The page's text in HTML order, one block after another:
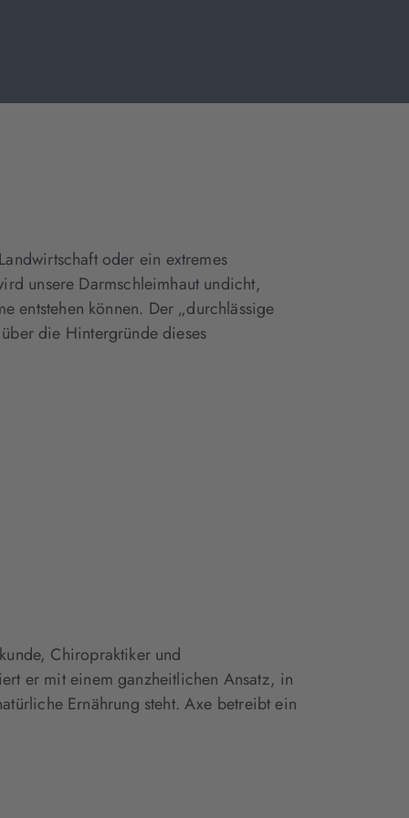
oder ein extremes
unsere Darmschleimhaut undicht,
entstehen können. Der „durchlässige
die Hintergründe dieses
Chiropraktiker und
er mit einem ganzheitlichen Ansatz, in
Ernährung steht. Axe betreibt ein